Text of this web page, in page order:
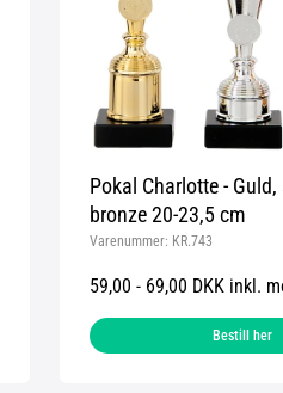
Pokal Charlotte -
bronze 20-23,5 cm
Varenummer: KR.743
59,00 - 69,00 DKK inkl.
Bestill her